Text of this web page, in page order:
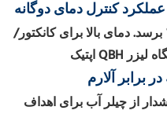
کنترل دمای دوگانه
دما می‌تواند به ±0.5℃ برسد. دمای بالا برای کانکتور/
برابر آلارم
از چیلر آب برای اهداف